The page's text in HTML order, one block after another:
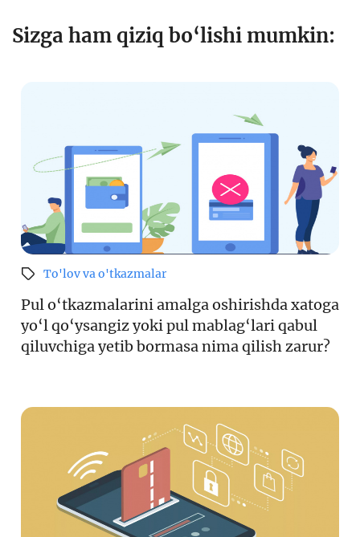
Sizga ham qiziq bo‘lishi mumkin:
To'lov va o'tkazmalar
Pul o‘tkazmalarini amalga oshirishda xatoga
yo‘l qo‘ysangiz yoki pul mablag‘lari qabul
qiluvchiga yetib bormasa nima qilish zarur?